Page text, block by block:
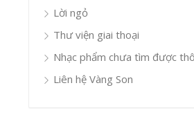
Lời ngỏ
Thư viện giai thoại
Nhạc phẩm chưa tìm được
Liên hệ Vàng Son